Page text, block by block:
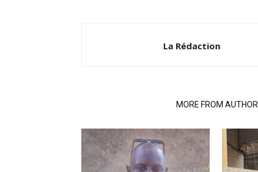
La Rédaction
MORE FROM AUTHOR